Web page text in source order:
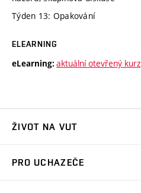
Týden 13: Opakování
ELEARNING
eLearning: aktuální otevřený kurz
ŽIVOT NA VUT
PRO UCHAZEČE